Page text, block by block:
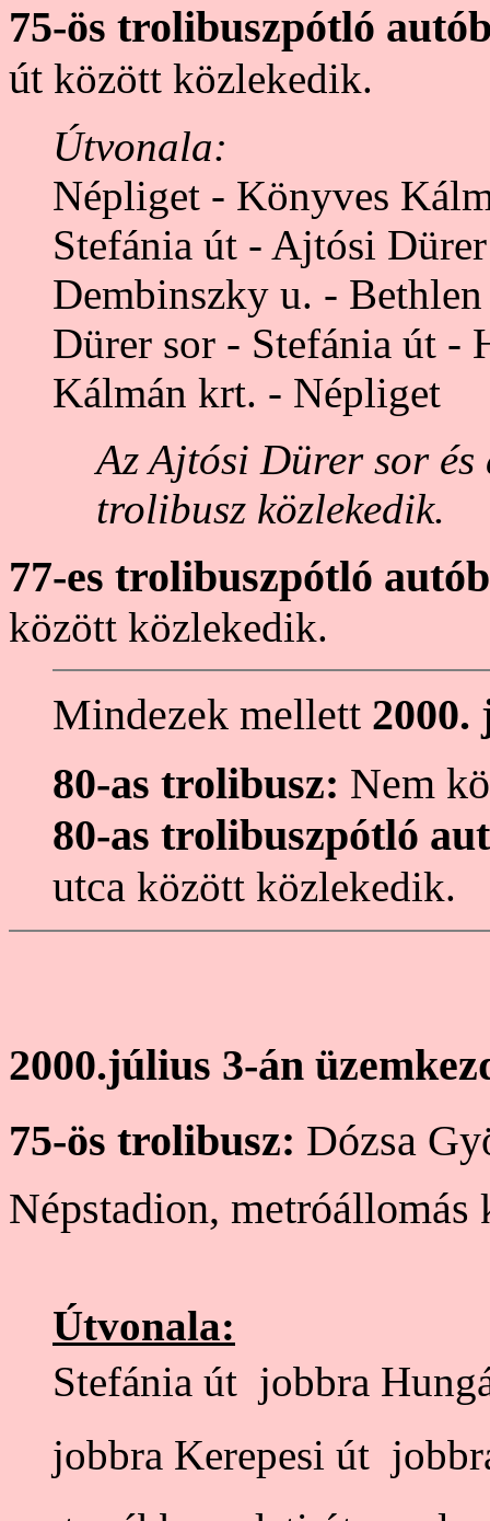
75-ös trolibuszpótló
út között közlekedik.
Útvonala:
Népliget - Könyves
Stefánia út - Ajtósi
Dembinszky u. -
Dürer sor - Stefánia út -
Kálmán krt. - Népliget
Az Ajtósi Dürer sor
trolibusz közlekedik.
77-es trolibuszpótló
között közlekedik.
Mindezek mellett 2000.
80-as trolibusz: Nem
80-as trolibuszpótló
utca között közlekedik.
2000.július 3-án
75-ös trolibusz: Dózsa
Népstadion, metróállomás
Útvonala:
Stefánia út  jobbra
jobbra Kerepesi út 